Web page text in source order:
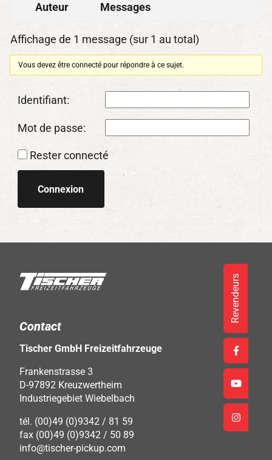
Auteur Messages
Affichage de 1 message (sur 1 au total)
Vous devez être connecté pour répondre à ce sujet.
Identifiant:
Mot de passe:
Rester connecté
Connexion
Contact
Tischer GmbH Freizeitfahrzeuge
Frankenstrasse 3
D-97892 Kreuzwertheim
Industriegebiet Wiebelbach
tél. (00)49 (0)9342 / 81 59
fax (00)49 (0)9342 / 50 89
info@tischer-pickup.com
Revendeurs